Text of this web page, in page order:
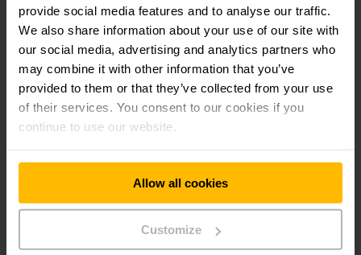
provide social media features and to analyse our traffic.
We also share information about your use of our site with
our social media, advertising and analytics partners who
may combine it with other information that you’ve
provided to them or that they’ve collected from your use
of their services. You consent to our cookies if you
continue to use our website.
Allow all cookies
Customize
Procesos de trabajo seguros
Puesta en servicio y mantenimiento
Configuración individual